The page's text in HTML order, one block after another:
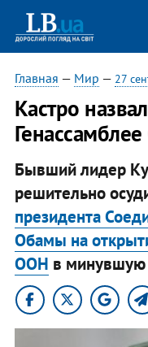
Главная — Мир — 27
Кастро
Бывший лидер
решительно
президента
Обамы на
ООН в минувшую